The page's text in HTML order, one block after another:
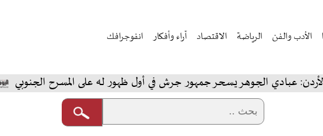
الأدب والفن الرياضة الاقتصاد آراء وأفكار انفوجرافك
الجوهر يسحر جمهور جرش في أول ظهور له على المسرح الجنوبي